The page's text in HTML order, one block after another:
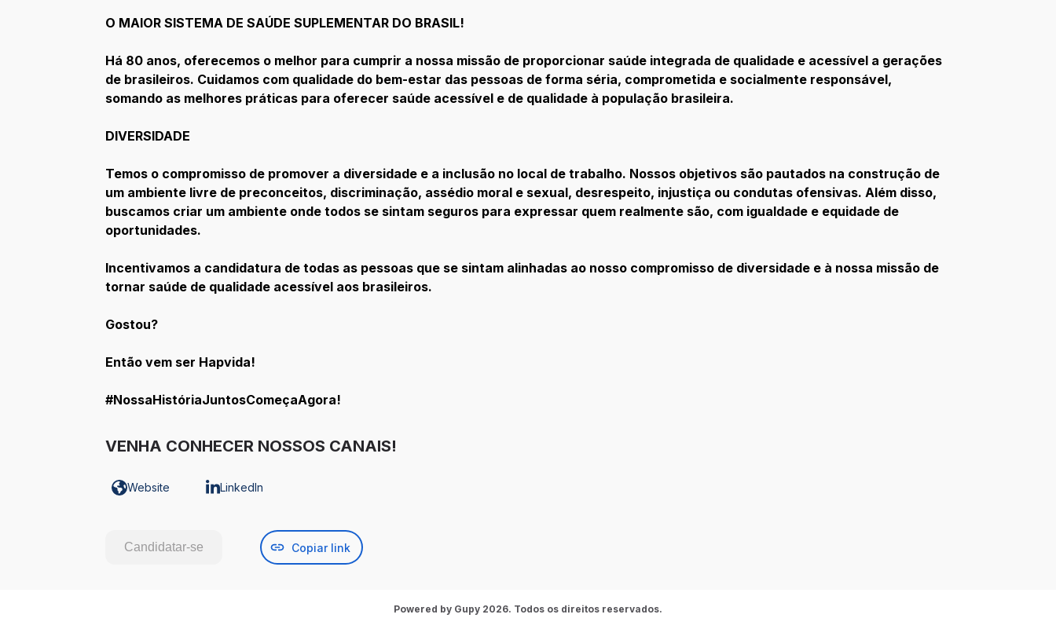
O MAIOR SISTEMA DE SAÚDE SUPLEMENTAR DO BRASIL!
Há 80 anos, oferecemos o melhor para cumprir a nossa missão de proporcionar saúde integrada de qualidade e acessível a gerações
de brasileiros. Cuidamos com qualidade do bem-estar das pessoas de forma séria, comprometida e socialmente responsável,
somando as melhores práticas para oferecer saúde acessível e de qualidade à população brasileira.
DIVERSIDADE
Temos o compromisso de promover a diversidade e a inclusão no local de trabalho. Nossos objetivos são pautados na construção de
um ambiente livre de preconceitos, discriminação, assédio moral e sexual, desrespeito, injustiça ou condutas ofensivas. Além disso,
buscamos criar um ambiente onde todos se sintam seguros para expressar quem realmente são, com igualdade e equidade de
oportunidades.
Incentivamos a candidatura de todas as pessoas que se sintam alinhadas ao nosso compromisso de diversidade e à nossa missão de
tornar saúde de qualidade acessível aos brasileiros.
Gostou?
Então vem ser Hapvida!
#NossaHistóriaJuntosComeçaAgora!
VENHA CONHECER NOSSOS CANAIS!
Website LinkedIn
Candidatar-se Copiar link
Powered by Gupy 2026. Todos os direitos reservados.